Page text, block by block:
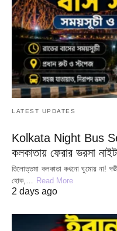
LATEST UPDATES
Kolkata Night Bus
কলকাতায় ফেরার ভরসা
তিলোত্তমা কলকাতা কখনো ঘুমোয় না! গভীর
হোক,…
Read More
2 days ago